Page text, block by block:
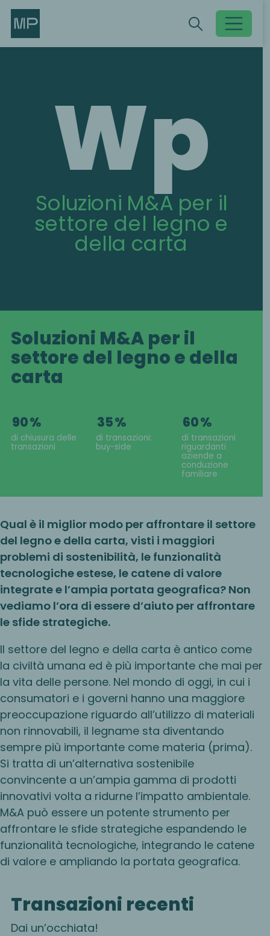
Toggle
Search Search
Soluzioni M&A per il
settore del legno e della
carta
90%
di chiusura delle
transazioni
35%
di transazioni:
buy-side
60%
di transazioni
riguardanti
aziende a
conduzione
familiare
Wp
Soluzioni M&A per il
settore del legno e
della carta
Qual è il miglior modo per affrontare il settore
del legno e della carta, visti i maggiori
problemi di sostenibilità, le funzionalità
tecnologiche estese, le catene di valore
integrate e l’ampia portata geografica? Non
vediamo l’ora di essere d’aiuto per affrontare
le sfide strategiche.
Il settore del legno e della carta è antico come
la civiltà umana ed è più importante che mai per
la vita delle persone. Nel mondo di oggi, in cui i
consumatori e i governi hanno una maggiore
preoccupazione riguardo all’utilizzo di materiali
non rinnovabili, il legname sta diventando
sempre più importante come materia (prima).
Si tratta di un’alternativa sostenibile
convincente a un’ampia gamma di prodotti
innovativi volta a ridurne l’impatto ambientale.
M&A può essere un potente strumento per
affrontare le sfide strategiche espandendo le
funzionalità tecnologiche, integrando le catene
di valore e ampliando la portata geografica.
Transazioni recenti
Dai un’occhiata!